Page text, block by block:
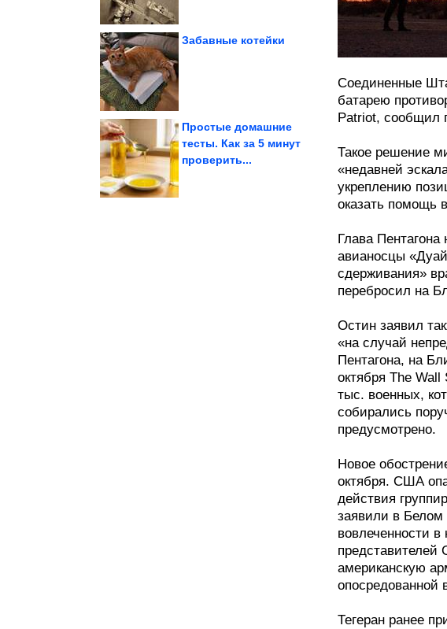
Забавные котейки
летом
Простые домашние
тесты. Как за 5 минут
проверить...
Соединенные
батарею
Patriot, сообщил
Такое решение
«недавней
укреплению
оказать помощь
Глава
авианосцы
сдерживания»
перебросил на
Остин заявил
«на случай
Пентагона, на
октября The
тыс. военных,
собирались
предусмотрено.
Новое
октября. США
действия
заявили в Белом
вовлеченности
представителей
американскую
опосредованной
Тегеран ранее